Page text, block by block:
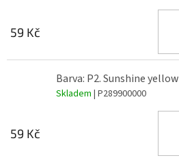
59 Kč
Barva: P2. Sunshine yellow
Skladem | P289900000
59 Kč